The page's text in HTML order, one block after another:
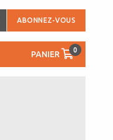
ABONNEZ-VOUS
PANIER 0